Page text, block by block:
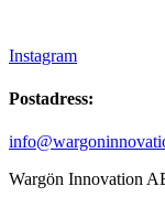
Instagram
Postadress:
Wargön Innovation